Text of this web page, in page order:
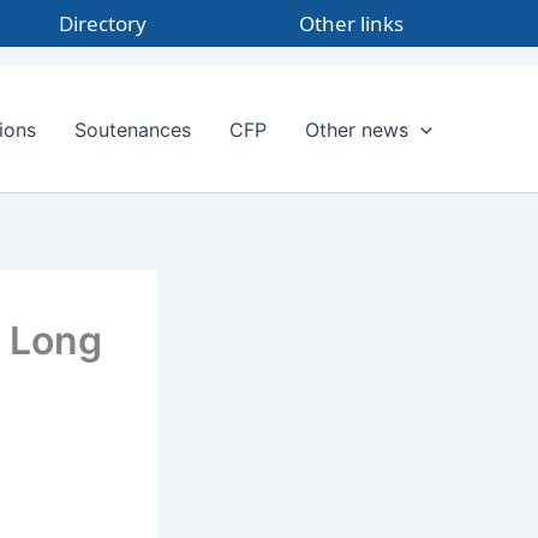
Directory Other links
Soutenances CFP Other news